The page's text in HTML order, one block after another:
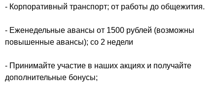
- Корпоративный транспорт; от работы до общежития.
- Еженедельные авансы от 1500 рублей (возможны
повышенные авансы); со 2 недели
- Принимайте участие в наших акциях и получайте
дополнительные бонусы;